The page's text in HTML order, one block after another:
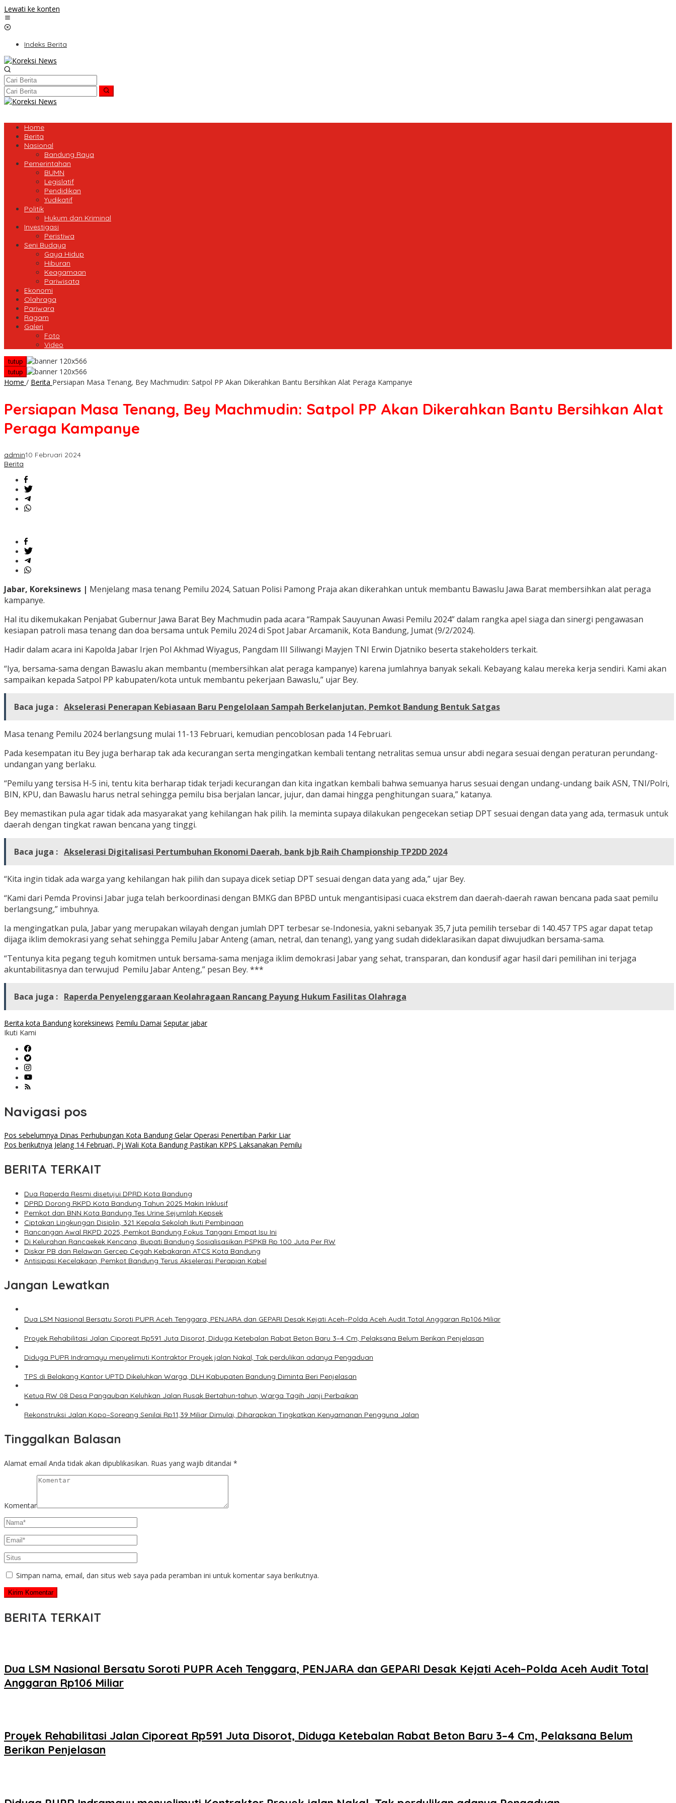
Lewati ke konten
Indeks Berita
Home
Berita
Nasional
Bandung Raya
Pemerintahan
BUMN
Legislatif
Pendidikan
Yudikatif
Politik
Hukum dan Kriminal
Investigasi
Peristiwa
Seni Budaya
Gaya Hidup
Hiburan
Keagamaan
Pariwisata
Ekonomi
Olahraga
Pariwara
Ragam
Galeri
Foto
Video
tutup
tutup
Home / Berita Persiapan Masa Tenang, Bey Machmudin: Satpol PP Akan Dikerahkan Bantu Bersihkan Alat Peraga Kampanye
Persiapan Masa Tenang, Bey Machmudin: Satpol PP Akan Dikerahkan Bantu Bersihkan Alat
Peraga Kampanye
admin10 Februari 2024
Berita
Jabar, Koreksinews | Menjelang masa tenang Pemilu 2024, Satuan Polisi Pamong Praja akan dikerahkan untuk membantu Bawaslu Jawa Barat membersihkan alat peraga
kampanye.
Hal itu dikemukakan Penjabat Gubernur Jawa Barat Bey Machmudin pada acara “Rampak Sauyunan Awasi Pemilu 2024” dalam rangka apel siaga dan sinergi pengawasan
kesiapan patroli masa tenang dan doa bersama untuk Pemilu 2024 di Spot Jabar Arcamanik, Kota Bandung, Jumat (9/2/2024).
Hadir dalam acara ini Kapolda Jabar Irjen Pol Akhmad Wiyagus, Pangdam III Siliwangi Mayjen TNI Erwin Djatniko beserta stakeholders terkait.
“Iya, bersama-sama dengan Bawaslu akan membantu (membersihkan alat peraga kampanye) karena jumlahnya banyak sekali. Kebayang kalau mereka kerja sendiri. Kami akan
sampaikan kepada Satpol PP kabupaten/kota untuk membantu pekerjaan Bawaslu,” ujar Bey.
Baca juga : Akselerasi Penerapan Kebiasaan Baru Pengelolaan Sampah Berkelanjutan, Pemkot Bandung Bentuk Satgas
Masa tenang Pemilu 2024 berlangsung mulai 11-13 Februari, kemudian pencoblosan pada 14 Februari.
Pada kesempatan itu Bey juga berharap tak ada kecurangan serta mengingatkan kembali tentang netralitas semua unsur abdi negara sesuai dengan peraturan perundang-
undangan yang berlaku.
“Pemilu yang tersisa H-5 ini, tentu kita berharap tidak terjadi kecurangan dan kita ingatkan kembali bahwa semuanya harus sesuai dengan undang-undang baik ASN, TNI/Polri,
BIN, KPU, dan Bawaslu harus netral sehingga pemilu bisa berjalan lancar, jujur, dan damai hingga penghitungan suara,” katanya.
Bey memastikan pula agar tidak ada masyarakat yang kehilangan hak pilih. Ia meminta supaya dilakukan pengecekan setiap DPT sesuai dengan data yang ada, termasuk untuk
daerah dengan tingkat rawan bencana yang tinggi.
Baca juga : Akselerasi Digitalisasi Pertumbuhan Ekonomi Daerah, bank bjb Raih Championship TP2DD 2024
“Kita ingin tidak ada warga yang kehilangan hak pilih dan supaya dicek setiap DPT sesuai dengan data yang ada,” ujar Bey.
“Kami dari Pemda Provinsi Jabar juga telah berkoordinasi dengan BMKG dan BPBD untuk mengantisipasi cuaca ekstrem dan daerah-daerah rawan bencana pada saat pemilu
berlangsung,” imbuhnya.
Ia mengingatkan pula, Jabar yang merupakan wilayah dengan jumlah DPT terbesar se-Indonesia, yakni sebanyak 35,7 juta pemilih tersebar di 140.457 TPS agar dapat tetap
dijaga iklim demokrasi yang sehat sehingga Pemilu Jabar Anteng (aman, netral, dan tenang), yang yang sudah dideklarasikan dapat diwujudkan bersama-sama.
“Tentunya kita pegang teguh komitmen untuk bersama-sama menjaga iklim demokrasi Jabar yang sehat, transparan, dan kondusif agar hasil dari pemilihan ini terjaga
akuntabilitasnya dan terwujud Pemilu Jabar Anteng,” pesan Bey. ***
Baca juga : Raperda Penyelenggaraan Keolahragaan Rancang Payung Hukum Fasilitas Olahraga
Berita kota Bandung koreksinews Pemilu Damai Seputar jabar
Ikuti Kami
Navigasi pos
Pos sebelumnya Dinas Perhubungan Kota Bandung Gelar Operasi Penertiban Parkir Liar
Pos berikutnya Jelang 14 Februari, Pj Wali Kota Bandung Pastikan KPPS Laksanakan Pemilu
BERITA TERKAIT
Dua Raperda Resmi disetujui DPRD Kota Bandung
DPRD Dorong RKPD Kota Bandung Tahun 2025 Makin Inklusif
Pemkot dan BNN Kota Bandung Tes Urine Sejumlah Kepsek
Ciptakan Lingkungan Disiplin, 321 Kepala Sekolah Ikuti Pembinaan
Rancangan Awal RKPD 2025, Pemkot Bandung Fokus Tangani Empat Isu Ini
Di Kelurahan Rancaekek Kencana, Bupati Bandung Sosialisasikan PSPKB Rp 100 Juta Per RW
Diskar PB dan Relawan Gercep Cegah Kebakaran ATCS Kota Bandung
Antisipasi Kecelakaan, Pemkot Bandung Terus Akselerasi Perapian Kabel
Jangan Lewatkan
Dua LSM Nasional Bersatu Soroti PUPR Aceh Tenggara, PENJARA dan GEPARI Desak Kejati Aceh–Polda Aceh Audit Total Anggaran Rp106 Miliar
Proyek Rehabilitasi Jalan Ciporeat Rp591 Juta Disorot, Diduga Ketebalan Rabat Beton Baru 3–4 Cm, Pelaksana Belum Berikan Penjelasan
Diduga PUPR Indramayu menyelimuti Kontraktor Proyek jalan Nakal, Tak perdulikan adanya Pengaduan
TPS di Belakang Kantor UPTD Dikeluhkan Warga, DLH Kabupaten Bandung Diminta Beri Penjelasan
Ketua RW 08 Desa Pangauban Keluhkan Jalan Rusak Bertahun-tahun, Warga Tagih Janji Perbaikan
Rekonstruksi Jalan Kopo–Soreang Senilai Rp11,39 Miliar Dimulai, Diharapkan Tingkatkan Kenyamanan Pengguna Jalan
Tinggalkan Balasan
Alamat email Anda tidak akan dipublikasikan. Ruas yang wajib ditandai *
Komentar
Simpan nama, email, dan situs web saya pada peramban ini untuk komentar saya berikutnya.
BERITA TERKAIT
Dua LSM Nasional Bersatu Soroti PUPR Aceh Tenggara, PENJARA dan GEPARI Desak Kejati Aceh–Polda Aceh Audit Total
Anggaran Rp106 Miliar
Proyek Rehabilitasi Jalan Ciporeat Rp591 Juta Disorot, Diduga Ketebalan Rabat Beton Baru 3–4 Cm, Pelaksana Belum
Berikan Penjelasan